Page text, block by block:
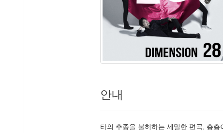
안내
타의 추종을 불허하는 세밀한 편곡, 층